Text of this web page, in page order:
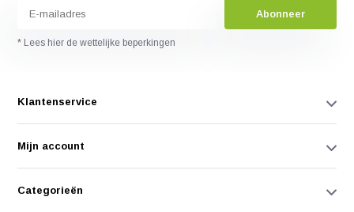
Abonneer
* Lees hier de wettelijke beperkingen
Klantenservice
Mijn account
Categorieën